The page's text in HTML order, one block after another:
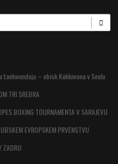
taekwondoja – obisk Kukkiwona v Seulu
TRI SREBRA
BOXING TOURNAMENTA V SARAJEVU
EVROPSKEM PRVENSTVU
ZADRU